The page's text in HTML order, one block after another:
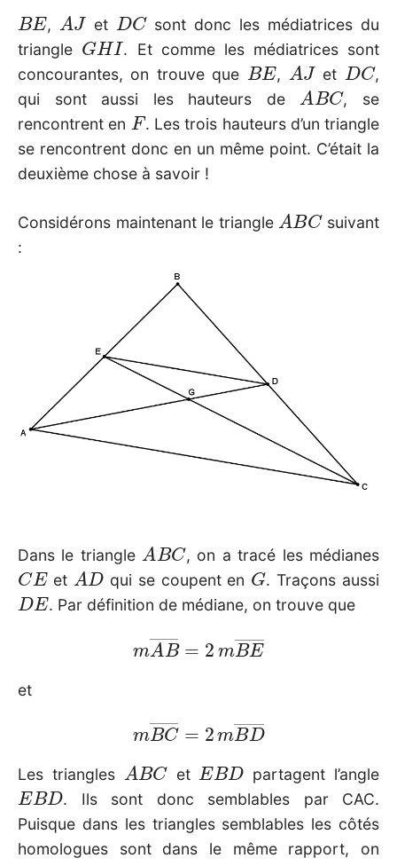
BE
,
A J
et
DC
sont donc les médiatrices du
triangle
GHI
. Et comme les médiatrices sont
concourantes, on trouve que
BE
,
AJ
et
DC
,
qui sont aussi les hauteurs de
A BC
, se
rencontrent en
F
. Les trois hauteurs d’un triangle
se rencontrent donc en un même point. C’était la
deuxième chose à savoir !
Considérons maintenant le triangle
A BC
suivant
:
Dans le triangle
A BC
, on a tracé les médianes
CE
et
AD
qui se coupent en
G
. Traçons aussi
DE
. Par définition de médiane, on trouve que
AB― 2m BE―
et
BC― 2m BD―
Les triangles
A BC
et
EBD
partagent l’angle
EBD
. Ils sont donc semblables par CAC.
Puisque dans les triangles semblables les côtés
homologues sont dans le même rapport, on